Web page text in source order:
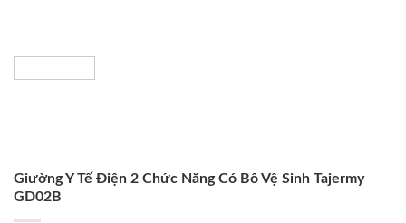
Giường Y Tế Điện 2 Chức Năng Có Bô Vệ Sinh Tajermy
GD02B